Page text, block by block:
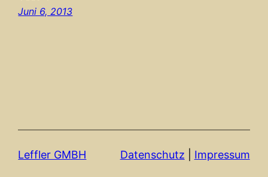
Juni 6, 2013
Leffler GMBH Datenschutz Impressum